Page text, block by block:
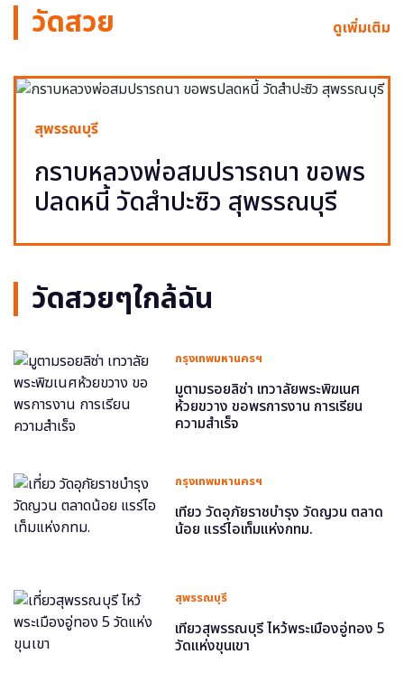
วัดสวย ดูเพิ่มเติม
สุพรรณบุรี
กราบหลวงพ่อสมปรารถนา ขอพร
ปลดหนี้ วัดสำปะซิว สุพรรณบุรี
วัดสวยๆใกล้ฉัน
กรุงเทพมหานครฯ
มูตามรอยลิซ่า เทวาลัยพระพิฆเนศ
ห้วยขวาง ขอพรการงาน การเรียน
ความสำเร็จ
กรุงเทพมหานครฯ
เที่ยว วัดอุภัยราชบำรุง วัดญวน ตลาด
น้อย แรร์ไอเท็มแห่งกทม.
สุพรรณบุรี
เที่ยวสุพรรณบุรี ไหว้พระเมืองอู่ทอง 5
วัดแห่งขุนเขา